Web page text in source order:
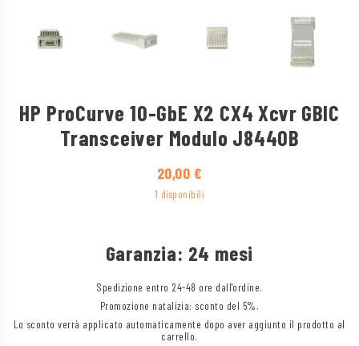
HP ProCurve 10-GbE X2 CX4 Xcvr GBIC
Transceiver Modulo J8440B
20,00 €
1 disponibili
Garanzia: 24 mesi
Spedizione entro 24-48 ore dall'ordine.
Promozione natalizia: sconto del 5%.
Lo sconto verrà applicato automaticamente dopo aver aggiunto il prodotto al
carrello.